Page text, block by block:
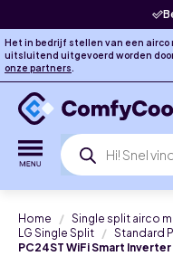
Het in bedrijf stellen van een airco
uitsluitend uitgevoerd worden
onze partners.
Producten
zoeken
Home
Single split airco
LG Single Split
Standard
PC24ST WiFi Smart Inverter